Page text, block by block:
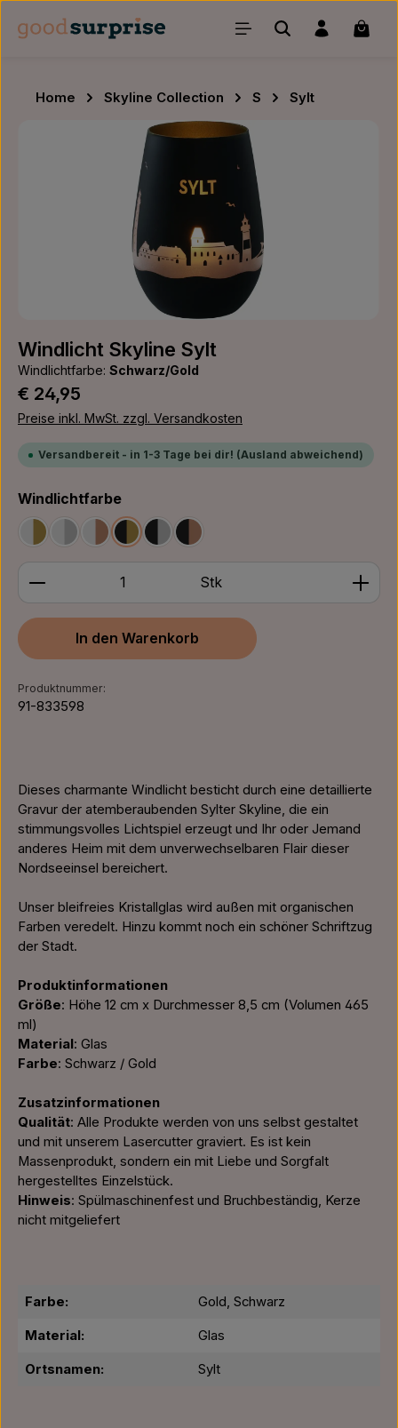
Zum Hauptinhalt springen
Home Skyline Collection S
Sylt
Bildergalerie überspringen
Windlicht Skyline Sylt
Windlichtfarbe: Schwarz/Gold
Regulärer Preis:
€ 24,95
Preise inkl. MwSt. zzgl. Versandkosten
Versandbereit - in 1-3 Tage bei dir! (Ausland abweichend)
Windlichtfarbeauswählen
Weiß/GoldWeiß/Silber
Weiß/Bronze
Schwarz/Gold
Schwarz/Silber
Schwarz/Bronze
Produkt Anzahl: Gib den gewünschten Wert ein
Stk
In den Warenkorb
Produktnummer:
91-833598
Dieses charmante Windlicht besticht durch eine detaillierte
Gravur der atemberaubenden Sylter Skyline, die ein
stimmungsvolles Lichtspiel erzeugt und Ihr oder Jemand
anderes Heim mit dem unverwechselbaren Flair dieser
Nordseeinsel bereichert.
Unser bleifreies Kristallglas wird außen mit organischen
Farben veredelt. Hinzu kommt noch ein schöner Schriftzug
der Stadt.
Produktinformationen
Größe: Höhe 12 cm x Durchmesser 8,5 cm (Volumen 465
ml)
Material: Glas
Farbe: Schwarz / Gold
Zusatzinformationen
Qualität: Alle Produkte werden von uns selbst gestaltet
und mit unserem Lasercutter graviert. Es ist kein
Massenprodukt, sondern ein mit Liebe und Sorgfalt
hergestelltes Einzelstück.
Hinweis: Spülmaschinenfest und Bruchbeständig, Kerze
nicht mitgeliefert
Farbe: Gold, Schwarz
Material: Glas
Ortsnamen: Sylt